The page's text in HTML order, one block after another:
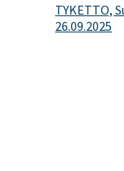
TYKETTO,
26.09.2025